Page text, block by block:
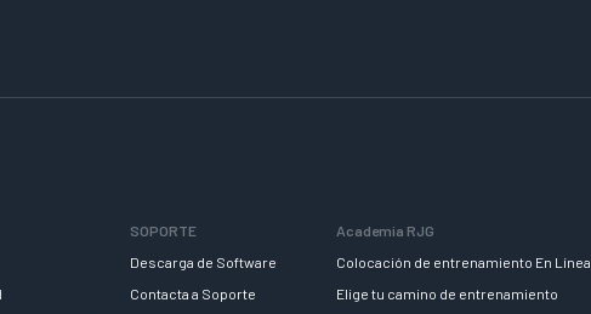
SOPORTE
Descarga de Software
Contacta a Soporte
Academia RJG
Colocación de entrenamiento En Línea
Elige tu camino de entrenamiento